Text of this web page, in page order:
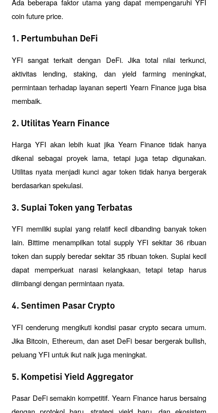
Ada beberapa faktor utama yang dapat mempengaruhi YFI
coin future price.
1. Pertumbuhan DeFi
YFI sangat terkait dengan DeFi. Jika total nilai terkunci,
aktivitas lending, staking, dan yield farming meningkat,
permintaan terhadap layanan seperti Yearn Finance juga bisa
membaik.
2. Utilitas Yearn Finance
Harga YFI akan lebih kuat jika Yearn Finance tidak hanya
dikenal sebagai proyek lama, tetapi juga tetap digunakan.
Utilitas nyata menjadi kunci agar token tidak hanya bergerak
berdasarkan spekulasi.
3. Suplai Token yang Terbatas
YFI memiliki suplai yang relatif kecil dibanding banyak token
lain. Bittime menampilkan total supply YFI sekitar 36 ribuan
token dan supply beredar sekitar 35 ribuan token. Suplai kecil
dapat memperkuat narasi kelangkaan, tetapi tetap harus
diimbangi dengan permintaan nyata.
4. Sentimen Pasar Crypto
YFI cenderung mengikuti kondisi pasar crypto secara umum.
Jika Bitcoin, Ethereum, dan aset DeFi besar bergerak bullish,
peluang YFI untuk ikut naik juga meningkat.
5. Kompetisi Yield Aggregator
Pasar DeFi semakin kompetitif. Yearn Finance harus bersaing